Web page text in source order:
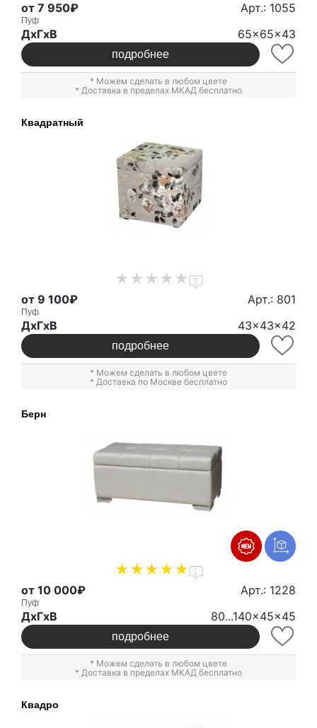
от 7 950₽ Арт.: 1055
Пуф
ДxГxВ 65x65x43
подробнее
* Можем сделать в любом цвете
* Доставка в пределах МКАД бесплатно
Квадратный
0
от 9 100₽ Арт.: 801
Пуф
ДxГxВ 43x43x42
подробнее
* Можем сделать в любом цвете
* Доставка по Москве бесплатно
Берн
1
от 10 000₽ Арт.: 1228
Пуф
ДxГxВ 80...140x45x45
подробнее
* Можем сделать в любом цвете
* Доставка в пределах МКАД бесплатно
Квадро